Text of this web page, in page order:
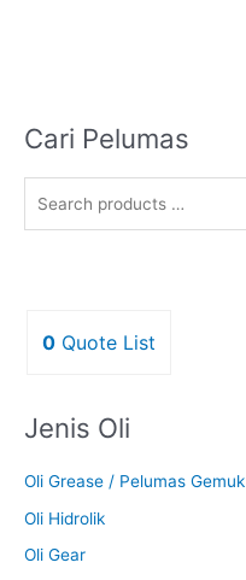
Cari Pelumas
0 Quote List
Jenis Oli
Oli Grease / Pelumas Gemuk
Oli Hidrolik
Oli Gear